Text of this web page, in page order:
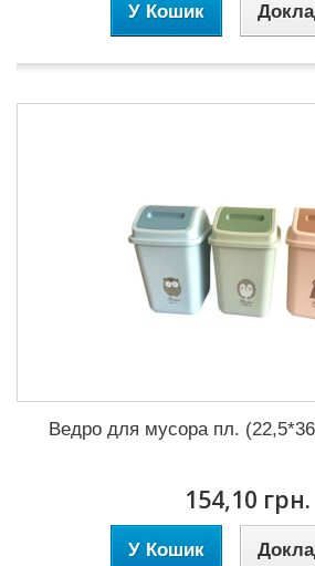
У Кошик
Ведро для мусора пл.
154,10 грн.
У Кошик